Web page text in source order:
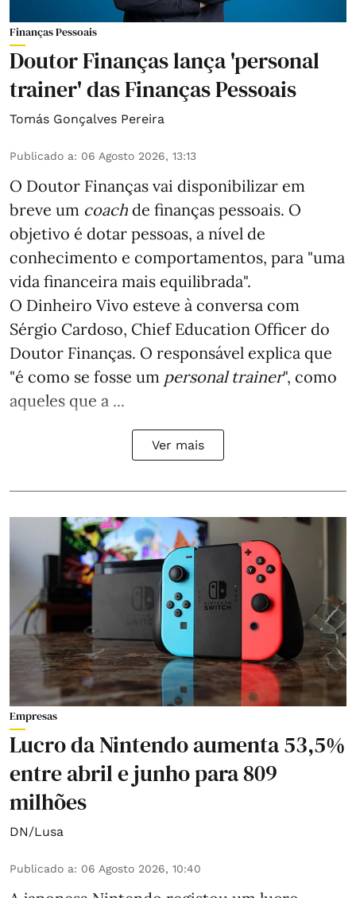
Finanças Pessoais
Doutor Finanças lança 'personal
trainer' das Finanças Pessoais
Tomás Gonçalves Pereira
Publicado a: 06 Agosto 2026, 13:13
O Doutor Finanças vai disponibilizar em
breve um coach de finanças pessoais. O
objetivo é dotar pessoas, a nível de
conhecimento e comportamentos, para "uma
vida financeira mais equilibrada".
O Dinheiro Vivo esteve à conversa com
Sérgio Cardoso, Chief Education Officer do
Doutor Finanças. O responsável explica que
"é como se fosse um personal trainer", como
aqueles que a ...
Ver mais
Empresas
Lucro da Nintendo aumenta 53,5%
entre abril e junho para 809
milhões
DN/Lusa
Publicado a: 06 Agosto 2026, 10:40